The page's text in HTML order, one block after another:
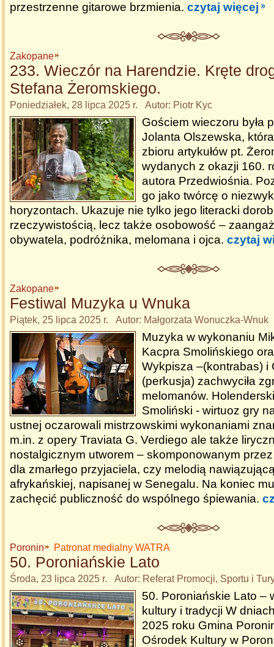
przestrzenne gitarowe brzmienia. czytaj więcej
Zakopane
233. Wieczór na Harendzie. Kręte
Stefana Żeromskiego.
Poniedziałek, 28 lipca 2025 r. Autor: Piotr Kyc
Gościem wieczoru była
Jolanta Olszewska,
zbioru artykułów pt.
wydanych z okazji 160.
autora Przedwiośnia.
go jako twórcę o
horyzontach. Ukazuje nie tylko jego literacki
rzeczywistością, lecz także osobowość –
obywatela, podróżnika, melomana i ojca. czytaj
Zakopane
Festiwal Muzyka u Wnuka
Piątek, 25 lipca 2025 r. Autor: Małgorzata Wonuczka-Wnuk
Muzyka w wykonaniu
Kacpra Smolińskiego
Wykpisza –(kontrabas) i
(perkusja) zachwyciła
melomanów.
Smoliński - wirtuoz gry
ustnej oczarowali mistrzowskimi wykonaniami
m.in. z opery Traviata G. Verdiego ale także
nostalgicznym utworem – skomponowanym
dla zmarłego przyjaciela, czy melodią
afrykańskiej, napisanej w Senegalu. Na koniec
zachęcić publiczność do wspólnego śpiewania.
Poronin Patronat medialny WATRA
50. Poroniańskie Lato
Środa, 23 lipca 2025 r. Autor: Referat Promocji, Sportu i
50. Poroniańskie Lato –
kultury i tradycji W
2025 roku Gmina
Ośrodek Kultury w